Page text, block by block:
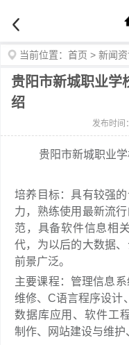
当前位置： 首页 > 新闻资
贵阳市新城职业学
绍
发布时间
贵阳市新城职业
培养目标：具有较强
力，熟练使用最新流
范，具备软件信息相
代，为以后的大数据
前景广泛。
主要课程：管理信息
维修、C语言程序设计
数据库应用、软件工
制作、网站建设与维